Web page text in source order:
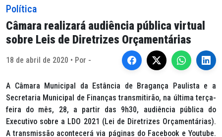
Política
Câmara realizará audiência pública virtual
sobre Leis de Diretrizes Orçamentárias
18 de abril de 2020 • Por -
A Câmara Municipal da Estância de Bragança Paulista e a
Secretaria Municipal de Finanças transmitirão, na última terça-
feira do mês, 28, a partir das 9h30, audiência pública do
Executivo sobre a LDO 2021 (Lei de Diretrizes Orçamentárias).
A transmissão acontecerá via páginas do Facebook e Youtube.